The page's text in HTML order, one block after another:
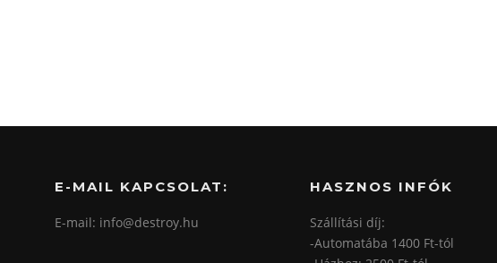
E-MAIL KAPCSOLAT:
E-mail: info@destroy.hu
HASZNOS INFÓK
Szállítási díj:
-Automatába 1400 Ft-tól